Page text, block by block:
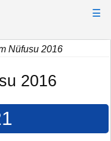
☰
Nüfusu 2016
2016